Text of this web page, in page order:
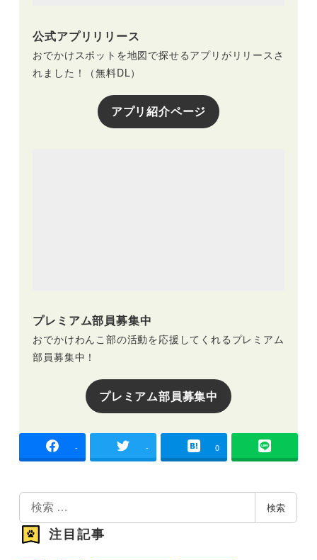
公式アプリリリース
おでかけスポットを地図で探せるアプリがリリースさ
れました！（無料DL）
アプリ紹介ページ
プレミアム部員募集中
おでかけわんこ部の活動を応援してくれるプレミアム
部員募集中！
プレミアム部員募集中
- - 0
索
検索
注目記事